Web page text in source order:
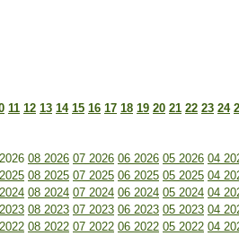
11 12 13 14 15 16 17 18 19 20 21 22 23 24
08 2026 07 2026 06 2026 05 2026 04
08 2025 07 2025 06 2025 05 2025 04
08 2024 07 2024 06 2024 05 2024 04
08 2023 07 2023 06 2023 05 2023 04
08 2022 07 2022 06 2022 05 2022 04